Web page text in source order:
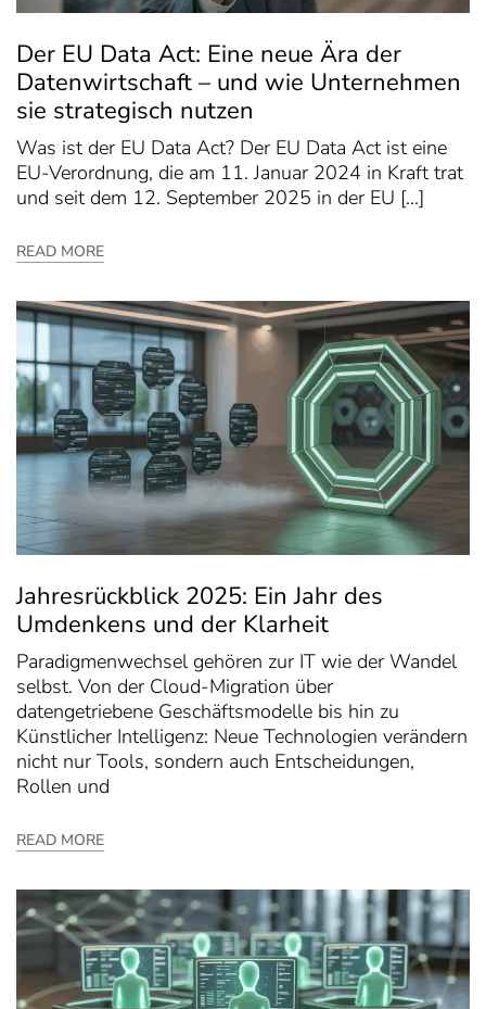
Der EU Data Act: Eine neue Ära der
Datenwirtschaft – und wie Unternehmen
sie strategisch nutzen
Was ist der EU Data Act? Der EU Data Act ist eine
EU-Verordnung, die am 11. Januar 2024 in Kraft trat
und seit dem 12. September 2025 in der EU […]
READ MORE
Jahresrückblick 2025: Ein Jahr des
Umdenkens und der Klarheit
Paradigmenwechsel gehören zur IT wie der Wandel
selbst. Von der Cloud-Migration über
datengetriebene Geschäftsmodelle bis hin zu
Künstlicher Intelligenz: Neue Technologien verändern
nicht nur Tools, sondern auch Entscheidungen,
Rollen und
READ MORE